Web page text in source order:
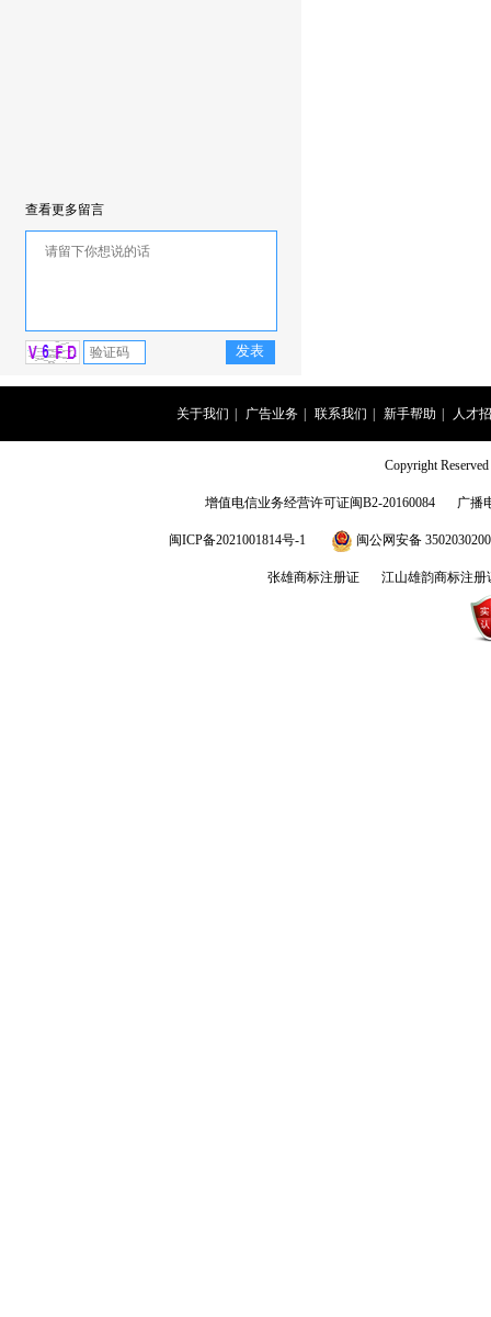
查看更多留言
关于我们 广告业务 联系我们 新手帮助 人才
Copyright
增值电信业务经营许可证闽B2-20160084 广播
闽ICP备2021001814号-1 闽公网安备
张雄商标注册证 江山雄韵商标注册